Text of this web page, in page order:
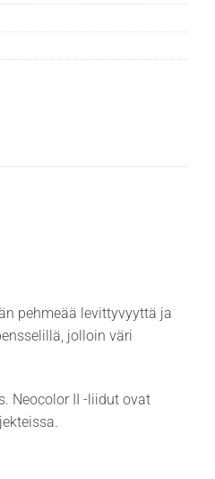
pehmeää levittyvyyttä ja
jolloin väri
Neocolor II -liidut ovat